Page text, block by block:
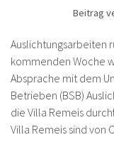
Beitrag
Auslichtungsarbeiten
kommenden Woche
Absprache mit dem
Betrieben (BSB)
die Villa Remeis
Villa Remeis sind